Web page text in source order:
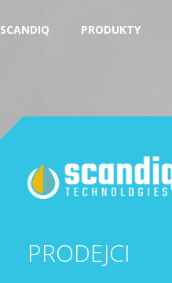
SCANDIQ PRODUKTY
PRODEJCI